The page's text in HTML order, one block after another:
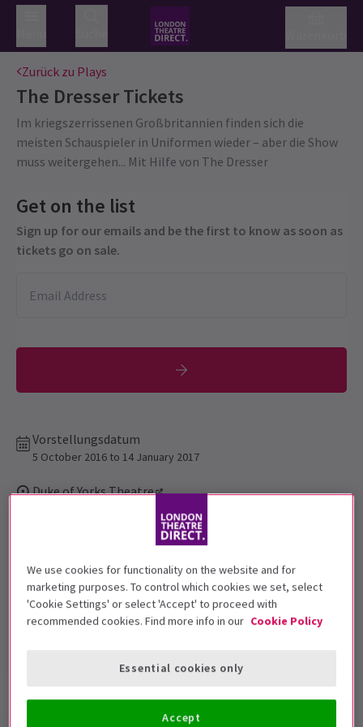
Zurück zu Plays
The DresserTickets
Im kriegszerrissenen Großbritannien finden sich die
meisten Schauspieler in Uniformen wieder – aber die Show
muss weitergehen... Mit Hilfe von The Dresser
Get on the list
Sign up for our emails and be the first to know as soon as
tickets go on sale.
Vorstellungsdatum
5 October 2016 to 14 January 2017
Duke of Yorks Theatre
Laufzeit: 2 hours 45 min with one interval
Top-Bewertete Show
Rezensenten bewerten diese Show sehr hoch
4.6
We use cookies for functionality on the website and for
marketing purposes. To control which cookies we set, select
'Cookie Settings' or select 'Accept' to proceed with
recommended cookies. Find more info in our Cookie Policy
Essential cookies only
Accept